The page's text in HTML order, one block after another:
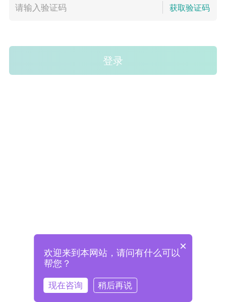
获取验证码
登录
登录即表示已阅读并同意《格兰德官网用户协议》
×
欢迎来到本网站，请问有什么可以
帮您？
现在咨询 稍后再说